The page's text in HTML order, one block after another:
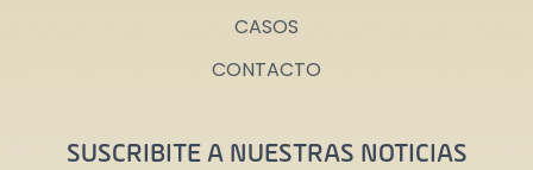
CASOS
CONTACTO
SUSCRIBITE A NUESTRAS NOTICIAS